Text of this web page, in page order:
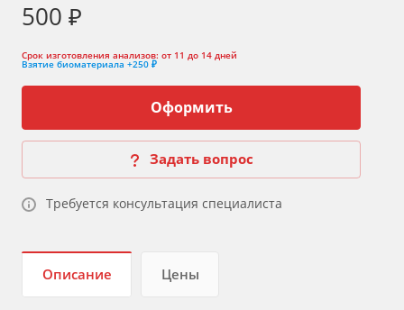
500 ₽
Срок изготовления анализов: от 11 до 14 дней
Взятие биоматериала +250 ₽
Оформить
Задать вопрос
Требуется консультация специалиста
Описание Цены